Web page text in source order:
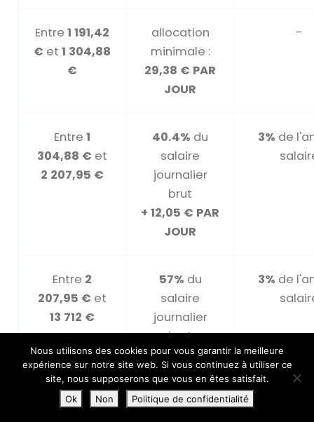
Entre 1 191,42
€ et 1 304,88
€
allocation
minimale :
29,38 € PAR
JOUR
-
Entre 1
304,88 € et
2 207,95 €
40.4% du
salaire
journalier
brut
+ 12,05 € PAR
JOUR
3% de
Entre 2
207,95 € et
13 712 €
57% du
salaire
journalier
brut
3% de
Nous utilisons des cookies pour vous garantir la meilleure
expérience sur notre site web. Si vous continuez à utiliser ce
site, nous supposerons que vous en êtes satisfait.
Ok
Non Politique de confidentialité